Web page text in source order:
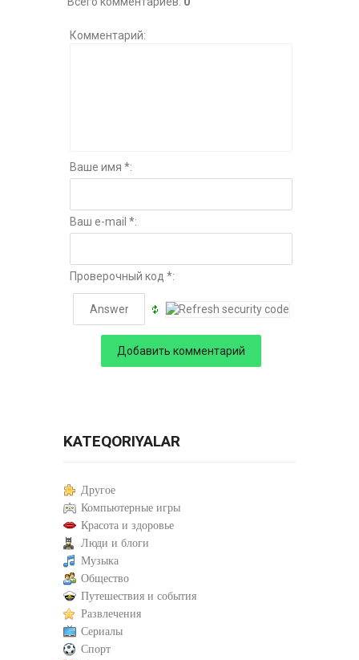
Комментарий:
Ваше имя *:
Ваш e-mail *:
Проверочный код *:
KATEQORIYALAR
Другое
Компьютерные игры
Красота и здоровье
Люди и блоги
Музыка
Общество
Путешествия и события
Развлечения
Сериалы
Спорт